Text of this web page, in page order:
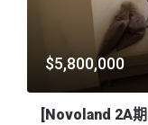
$5,800,000
[Novoland 2A